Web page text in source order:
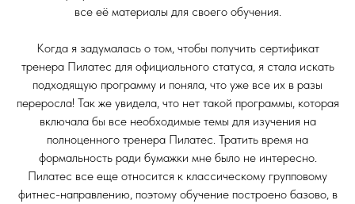
все её материалы для своего обучения.
Когда я задумалась о том, чтобы получить сертификат
тренера Пилатес для официального статуса, я стала искать
подходящую программу и поняла, что уже все их в разы
переросла! Так же увидела, что нет такой программы, которая
включала бы все необходимые темы для изучения на
полноценного тренера Пилатес. Тратить время на
формальность ради бумажки мне было не интересно.
Пилатес все еще относится к классическому групповому
фитнес-направлению, поэтому обучение построено базово, в